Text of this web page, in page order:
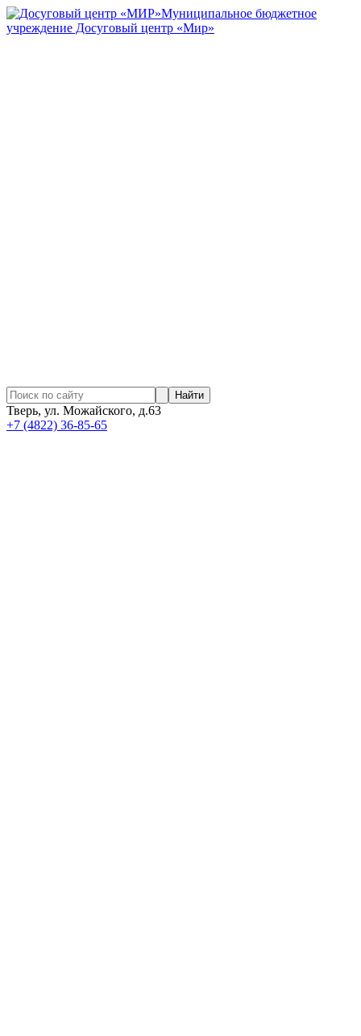
Муниципальное бюджетное
учреждение Досуговый центр «Мир»
Найти
Тверь, ул. Можайского, д.63
+7 (4822) 36-85-65